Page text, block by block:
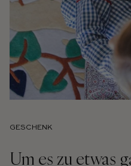
GESCHENK
Um es zu etwas